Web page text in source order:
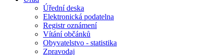
Úřední deska
Elektronická podatelna
Registr oznámení
Vítání občánků
Obyvatelstvo - statistika
Zpravodaj